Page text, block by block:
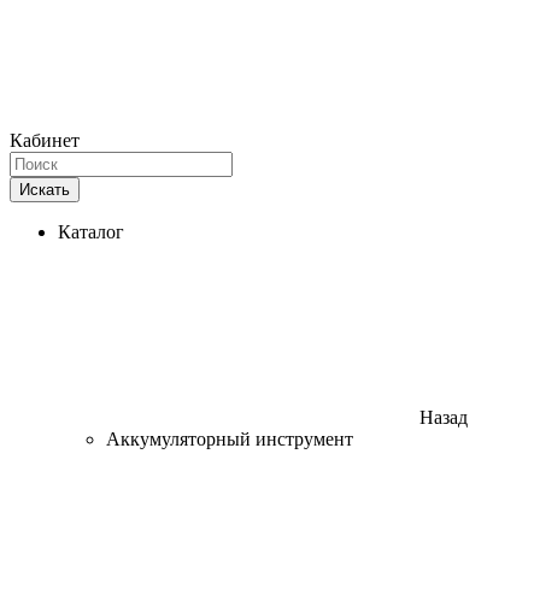
Кабинет
Искать
Каталог
Назад
Аккумуляторный инструмент